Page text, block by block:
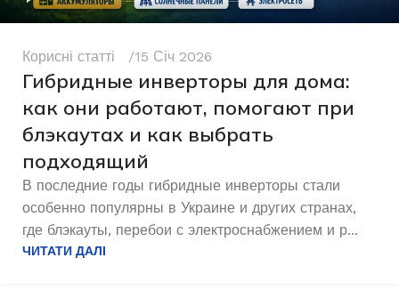
Корисні статті 15 Січ 2026
Гибридные инверторы для дома:
как они работают, помогают при
блэкаутах и как выбрать
подходящий
В последние годы гибридные инверторы стали
особенно популярны в Украине и других странах,
где блэкауты, перебои с электроснабжением и р...
ЧИТАТИ ДАЛІ